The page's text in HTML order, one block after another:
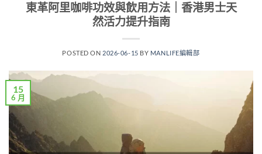
東革阿里咖啡功效與飲用方法｜香港男士天
然活力提升指南
POSTED ON 2026-06-15 BY MANLIFE編輯部
15
6 月